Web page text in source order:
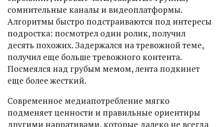
сомнительные каналы и видеоплатформы.
Алгоритмы быстро подстраиваются под интересы
подростка: посмотрел один ролик, получил
десять похожих. Задержался на тревожной теме,
получил еще больше тревожного контента.
Посмеялся над грубым мемом, лента подкинет
еще более жесткий.
Современное медиапотребление мягко
подменяет ценности и правильные ориентиры
другими нарративами, которые далеко не всегда